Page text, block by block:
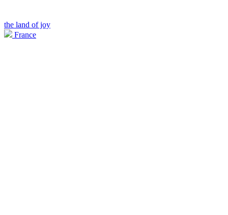
the land of joy
France